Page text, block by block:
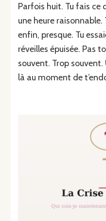
Parfois huit. Tu fais ce
une heure raisonnable.
enfin, presque. Tu
réveilles épuisée. Pas
souvent. Trop souvent.
là au moment de